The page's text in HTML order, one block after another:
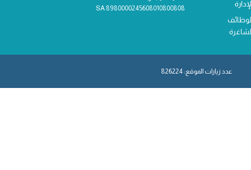
الإدارة
الوظائف
الشاغرة
SA 8980000245608010800808
عدد زيارات الموقع: 826224